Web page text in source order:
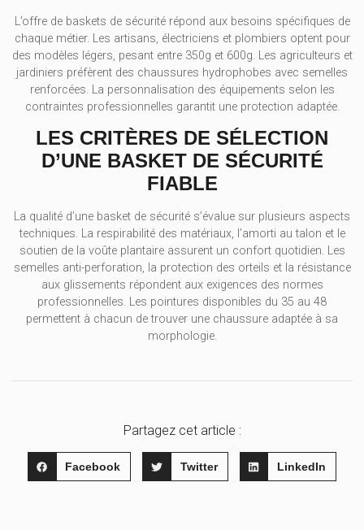
L’offre de baskets de sécurité répond aux besoins spécifiques de
chaque métier. Les artisans, électriciens et plombiers optent pour
des modèles légers, pesant entre 350g et 600g. Les agriculteurs et
jardiniers préfèrent des chaussures hydrophobes avec semelles
renforcées. La personnalisation des équipements selon les
contraintes professionnelles garantit une protection adaptée.
LES CRITÈRES DE SÉLECTION
D’UNE BASKET DE SÉCURITÉ
FIABLE
La qualité d’une basket de sécurité s’évalue sur plusieurs aspects
techniques. La respirabilité des matériaux, l’amorti au talon et le
soutien de la voûte plantaire assurent un confort quotidien. Les
semelles anti-perforation, la protection des orteils et la résistance
aux glissements répondent aux exigences des normes
professionnelles. Les pointures disponibles du 35 au 48
permettent à chacun de trouver une chaussure adaptée à sa
morphologie.
Partagez cet article :
Facebook Twitter LinkedIn